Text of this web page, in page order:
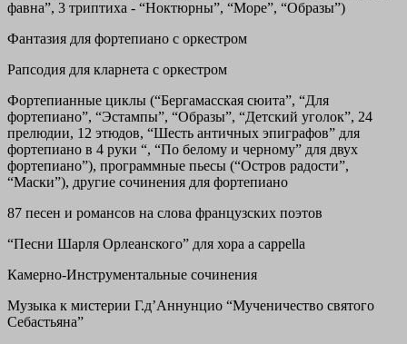
фавна”, 3 триптиха - “Ноктюрны”, “Море”, “Образы”)
Фантазия для фортепиано с оркестром
Рапсодия для кларнета с оркестром
Фортепианные циклы (“Бергамасская сюита”, “Для
фортепиано”, “Эстампы”, “Образы”, “Детский уголок”, 24
прелюдии, 12 этюдов, “Шесть античных эпиграфов” для
фортепиано в 4 руки “, “По белому и черному” для двух
фортепиано”), программные пьесы (“Остров радости”,
“Маски”), другие сочинения для фортепиано
87 песен и романсов на слова французских поэтов
“Песни Шарля Орлеанского” для хора a cappella
Камерно-Инструментальные сочинения
Музыка к мистерии Г.д’Аннунцио “Мученичество святого
Себастьяна”